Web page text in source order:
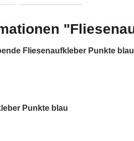
Fliesenaufkleber Punkte blau
Punkte blau